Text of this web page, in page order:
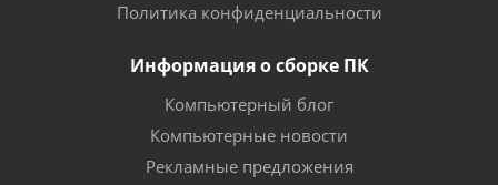
Политика конфиденциальности
Информация о сборке ПК
Компьютерный блог
Компьютерные новости
Рекламные предложения